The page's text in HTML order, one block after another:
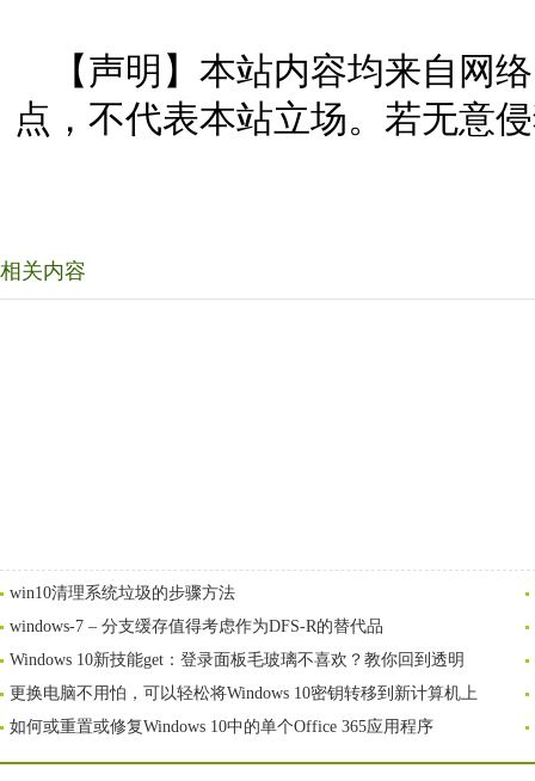
【声明】本站内容均来自网
点，不代表本站立场。若无意
相关内容
win10清理系统垃圾的步骤方法
windows-7 – 分支缓存值得考虑作为DFS-R的替代品
Windows 10新技能get：登录面板毛玻璃不喜欢？教你回到透明
更换电脑不用怕，可以轻松将Windows 10密钥转移到新计算机上
如何或重置或修复Windows 10中的单个Office 365应用程序